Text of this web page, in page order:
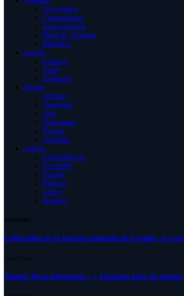
Association
Communiqué
gouvernement
Droit de l’homme
Ministère
Société
Enfance
Santé
Solidarité
Monde
Afrique
Amérique
Asie
Diplomatie
Europe
Australia
Culture
Condoléances
Proximité
Famille
Podcast
Livres
Histoire
Actualités
Célébration de la journée nationale de l’Armée : Le
5 AOÛT 2026
Ahmed Tessa pédagogue : » 4 langues pour un